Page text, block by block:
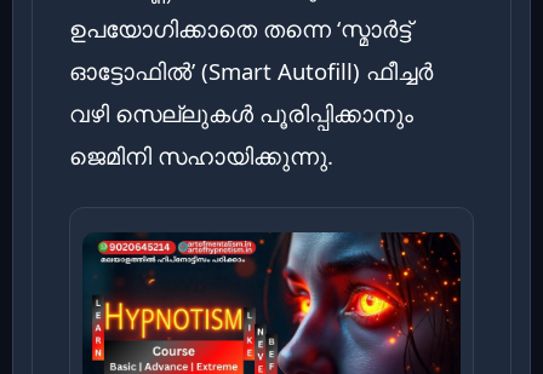
ഉപയോഗിക്കാതെ തന്നെ ‘സ്മാർട്ട്
ഓട്ടോഫിൽ’ (Smart Autofill) ഫീച്ചർ
വഴി സെല്ലുകൾ പൂരിപ്പിക്കാനും
ജെമിനി സഹായിക്കുന്നു.